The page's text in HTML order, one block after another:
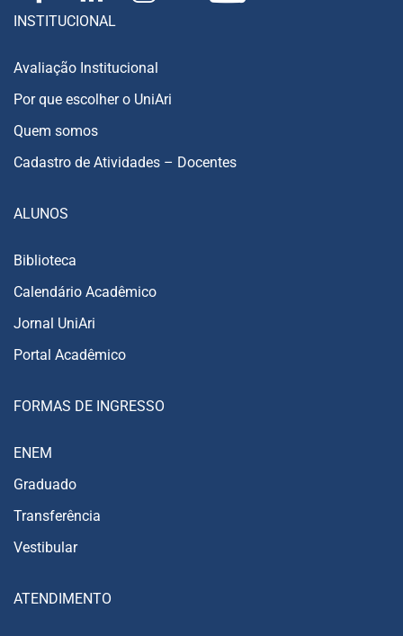
INSTITUCIONAL
Avaliação Institucional
Por que escolher o UniAri
Quem somos
Cadastro de Atividades – Docentes
ALUNOS
Biblioteca
Calendário Acadêmico
Jornal UniAri
Portal Acadêmico
FORMAS DE INGRESSO
ENEM
Graduado
Transferência
Vestibular
ATENDIMENTO